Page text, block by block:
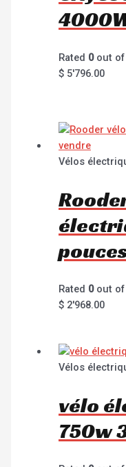
Rated 0out of
$ 5'796.00
Vélos
Rated 0out of
$ 2'968.00
Vélos
vélo
750w